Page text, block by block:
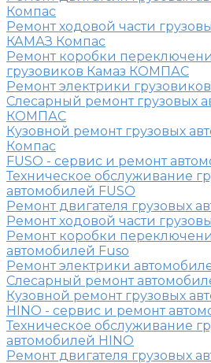
Компас
Ремонт ходовой части
КАМАЗ Компас
Ремонт коробки
грузовиков Камаз КОМПАС
Ремонт электрики
Слесарный ремонт грузовых
КОМПАС
Кузовной ремонт грузовых
Компас
FUSO - сервис и ремонт
Техническое обслуживание
автомобилей FUSO
Ремонт двигателя грузовых
Ремонт ходовой части
Ремонт коробки
автомобилей Fuso
Ремонт электрики
Слесарный ремонт
Кузовной ремонт грузовых
HINO - сервис и ремонт
Техническое обслуживание
автомобилей HINO
Ремонт двигателя грузовых